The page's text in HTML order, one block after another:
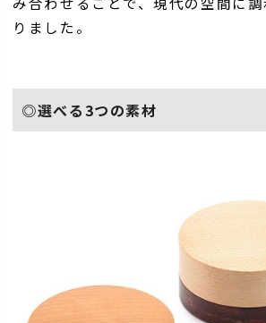
りました。
◎選べる3つの素材